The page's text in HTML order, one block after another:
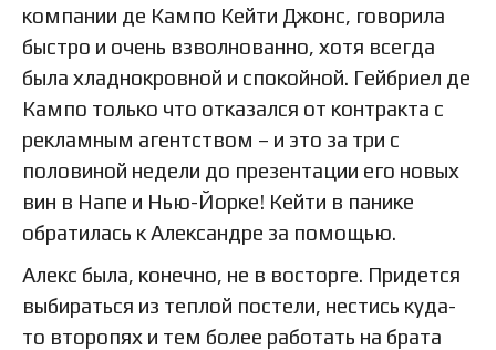
компании де Кампо Кейти Джонс, говорила
быстро и очень взволнованно, хотя всегда
была хладнокровной и спокойной. Гейбриел де
Кампо только что отказался от контракта с
рекламным агентством – и это за три с
половиной недели до презентации его новых
вин в Напе и Нью-Йорке! Кейти в панике
обратилась к Александре за помощью.
Алекс была, конечно, не в восторге. Придется
выбираться из теплой постели, нестись куда-
то второпях и тем более работать на брата